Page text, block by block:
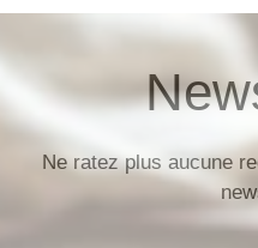
Ne ratez plus aucune